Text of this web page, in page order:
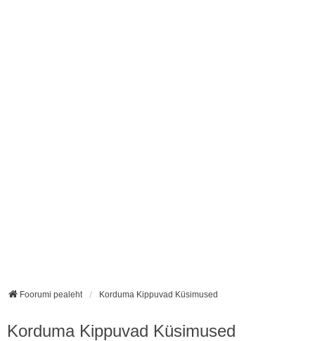
Foorumi pealeht Korduma Kippuvad Küsimused
Korduma Kippuvad Küsimused